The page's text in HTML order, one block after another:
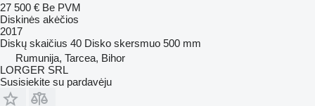
27 500 € Be PVM
Diskinės akėčios
2017
Diskų skaičius 40 Disko skersmuo 500 mm
Rumunija, Tarcea, Bihor
LORGER SRL
Susisiekite su pardavėju